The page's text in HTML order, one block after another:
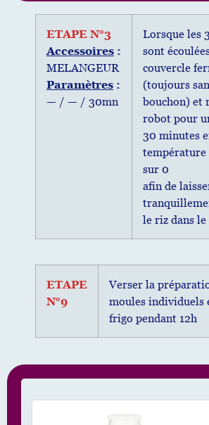
ETAPE N°3
Accessoires :
MELANGEUR
Paramètres :
— / — / 30mn
Lorsque les
sont
couvercle
(toujours
bouchon) et
robot pour
30 minutes
température
sur 0
afin de
le riz dans
ETAPE
N°9
Verser la
moules individuels
frigo pendant 12h